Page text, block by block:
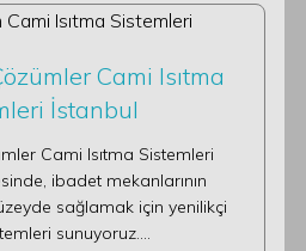
Cami Isıtma
İstanbul
Cami Isıtma Sistemleri
ibadet mekanlarının
sağlamak için yenilikçi
sunuyoruz.…